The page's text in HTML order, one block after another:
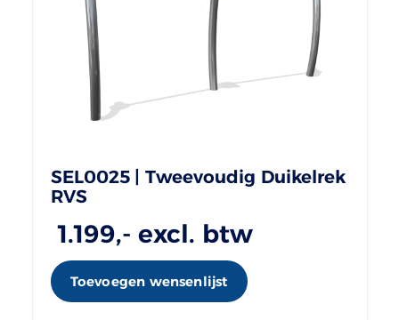
SEL0025 | Tweevoudig Duikelrek
RVS
1.199,- excl. btw
Toevoegen wensenlijst